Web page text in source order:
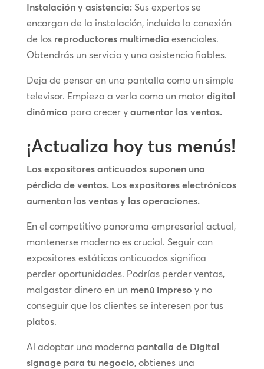
Instalación y asistencia:Sus expertos se
encargan de la instalación, incluida la conexión
de los reproductores multimedia esenciales.
Obtendrás un servicio y una asistencia fiables.
Deja de pensar en una pantalla como un simple
televisor. Empieza a verla como un motor digital
dinámico para crecer y aumentar las ventas.
¡Actualiza hoy tus menús!
Los expositores anticuados suponen una
pérdida de ventas. Los expositores electrónicos
aumentan las ventas y las operaciones.
En el competitivo panorama empresarial actual,
mantenerse moderno es crucial. Seguir con
expositores estáticos anticuados significa
perder oportunidades. Podrías perder ventas,
malgastar dinero en un menú impreso y no
conseguir que los clientes se interesen por tus
platos.
Al adoptar una moderna pantalla de Digital
signage para tu negocio, obtienes una